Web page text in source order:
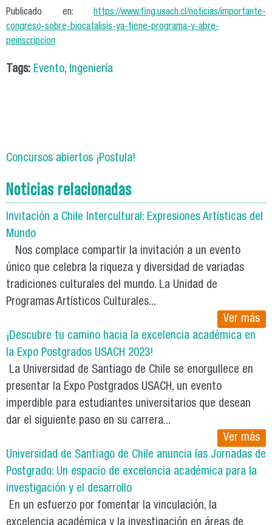
Publicado en: https://www.fing.usach.cl/noticias/importante-
congreso-sobre-biocatalisis-ya-tiene-programa-y-abre-
peinscripcion
Tags: Evento, Ingeniería
Concursos abiertos ¡Postula!
Noticias relacionadas
Invitación a Chile Intercultural: Expresiones Artísticas del
Mundo
Nos complace compartir la invitación a un evento
único que celebra la riqueza y diversidad de variadas
tradiciones culturales del mundo. La Unidad de
Programas Artísticos Culturales...
Ver más
¡Descubre tu camino hacia la excelencia académica en
la Expo Postgrados USACH 2023!
La Universidad de Santiago de Chile se enorgullece en
presentar la Expo Postgrados USACH, un evento
imperdible para estudiantes universitarios que desean
dar el siguiente paso en su carrera...
Ver más
Universidad de Santiago de Chile anuncia las Jornadas de
Postgrado: Un espacio de excelencia académica para la
investigación y el desarrollo
En un esfuerzo por fomentar la vinculación, la
excelencia académica y la investigación en áreas de